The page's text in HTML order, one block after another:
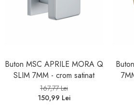
Buton MSC APRILE MORA Q
SLIM 7MM - crom satinat
167,77 Lei
150,99 Lei